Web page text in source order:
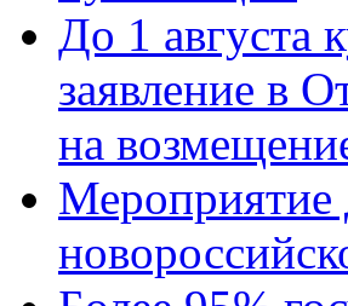
До 1 августа
заявление в
на
Мероприятие